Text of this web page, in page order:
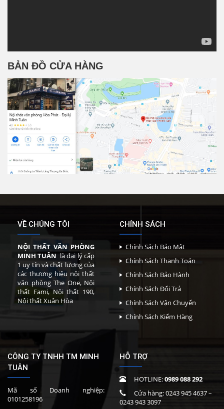
BẢN ĐỒ CỬA HÀNG
VỀ CHÚNG TÔI
NỘI THẤT VĂN PHÒNG
MINH TUÂN là đại lý cấp
1 uy tín và chất lượng của
các thương hiệu nội thất
văn phòng The One, Nội
thất Fami, Nội thất 190,
Nội thất Xuân Hòa
CHÍNH SÁCH
Chính Sách Bảo Mật
Chính Sách Thanh Toán
Chính Sách Bảo Hành
Chính Sách Đổi Trả
Chính Sách Vận Chuyển
Chính Sách Kiểm Hàng
CÔNG TY TNHH TM MINH
TUÂN
Mã số Doanh nghiệp:
0101258196
HỖ TRỢ
HOTLINE:0989 088 292
Cửa hàng:0243 945 4637–
0243 943 3097